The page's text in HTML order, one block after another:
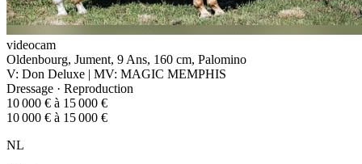
videocam
Oldenbourg, Jument, 9 Ans, 160 cm, Palomino
V: Don Deluxe | MV: MAGIC MEMPHIS
Dressage · Reproduction
10 000 € à 15 000 €
10 000 € à 15 000 €
NL